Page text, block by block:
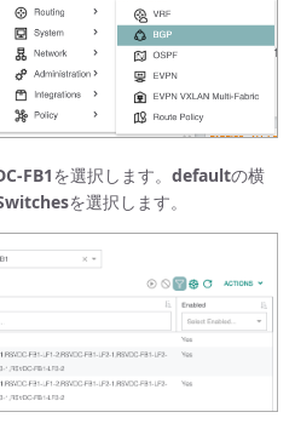
FB1を選択します。 defaultの横
を選択します。